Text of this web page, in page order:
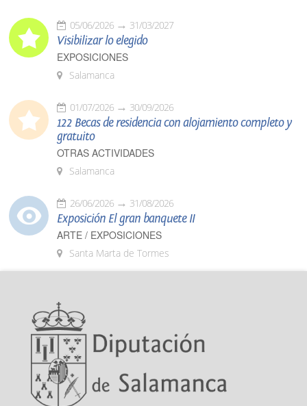
05/06/2026 31/03/2027
Visibilizar lo elegido
EXPOSICIONES
Salamanca
01/07/2026 30/09/2026
122 Becas de residencia con alojamiento completo y
gratuito
OTRAS ACTIVIDADES
Salamanca
26/06/2026 31/08/2026
Exposición El gran banquete II
ARTE / EXPOSICIONES
Santa Marta de Tormes